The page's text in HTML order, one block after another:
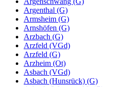
Argenthal (G)
Armsheim (G)
Arnshöfen (G)
Arzbach (G)
Arzfeld (VGd)
Arzfeld (G)
Arzheim (Ot)
Asbach (VGd)
Asbach (Hunsrück) (G)